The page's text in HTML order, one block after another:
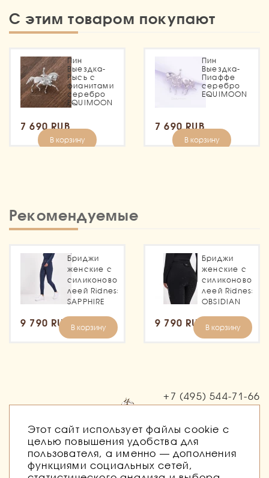
С этим товаром покупают
Пин
Выездка-
Рысь с
фианитами
серебро
EQUIMOON
7 690 RUB
В корзину
Пин
Выездка-
Пиаффе
серебро
EQUIMOON
7 690 RUB
В корзину
Рекомендуемые
Бриджи
женские с
силиконовой
леей Ridness
SAPPHIRE
9 790 RUB В корзину
Бриджи
женские с
силиконовой
леей Ridness
OBSIDIAN
9 790 RUB В корзину
+7 (495) 544-71-66
Этот сайт использует файлы cookie с
целью повышения удобства для
пользователя, а именно — дополнения
функциями социальных сетей,